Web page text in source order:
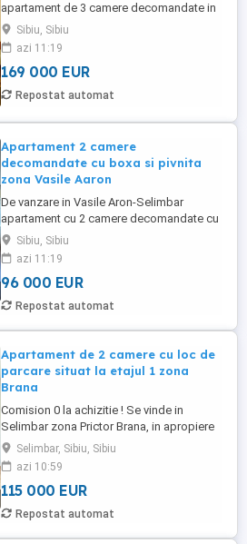
apartament de 3 camere decomandate in
suprafata totala de 91 mp si gradina
proprie imprejmuita + dependinte, orientat
spre EST, localizat la parterul inalt al unui
imobil cu doar 2 etaje care dispune de:
acoperis de tigla, izolatie termica
exterioara de 10 cm si interfon ...
Sibiu, Sibiu
azi 11:19
169 000 EUR
Repostat automat
Apartament 2 camere
decomandate cu boxa si pivnita
zona Vasile Aaron
De vanzare in Vasile Aron-Selimbar
apartament cu 2 camere decomandate cu
boxa de 9 mp si pivnita, la etajul
intermediar 3, in suprafata totala de 51
mp. Apartamentul este situat in etajul
intermediar 3 al unui imobil edificat in anul
1980 cu doar 4 nivele si 3 apartamente pe
palier. Imobilul dispune ...
Sibiu, Sibiu
azi 11:19
96 000 EUR
Repostat automat
Apartament de 2 camere cu loc de
parcare situat la etajul 1 zona
Brana
Comision 0 la achizitie ! Se vinde in
Selimbar zona Prictor Brana, in apropiere
de Shopping City, apartament complet
finisat la cheie cu 2 camere si balcon, in
suprafata totala de 67 mp, situat la etajul
intermediar 1 al unui bloc constrctie noua
care este dotat cu lift modern, izolatie
termica exterioara, ...
Selimbar, Sibiu, Sibiu
azi 10:59
115 000 EUR
Repostat automat